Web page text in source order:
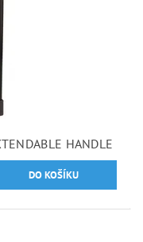
HANDLE